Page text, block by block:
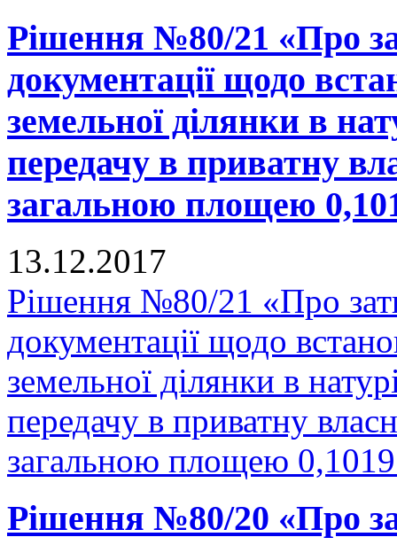
Рішення №80/21 «Про
документації щодо
земельної ділянки в
передачу в приватну
загальною площею
13.12.2017
Рішення №80/21 «Про
документації щодо
земельної ділянки в
передачу в приватну
загальною площею
Рішення №80/20 «Про